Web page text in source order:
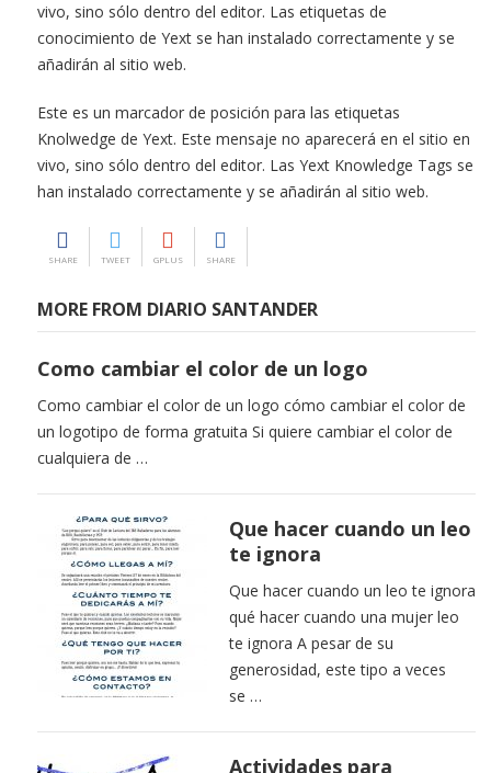
vivo, sino sólo dentro del editor. Las etiquetas de
conocimiento de Yext se han instalado correctamente y se
añadirán al sitio web.
Este es un marcador de posición para las etiquetas
Knolwedge de Yext. Este mensaje no aparecerá en el sitio en
vivo, sino sólo dentro del editor. Las Yext Knowledge Tags se
han instalado correctamente y se añadirán al sitio web.
SHARE TWEET GPLUS SHARE
MORE FROM DIARIO SANTANDER
Como cambiar el color de un logo
Como cambiar el color de un logo cómo cambiar el color de
un logotipo de forma gratuita Si quiere cambiar el color de
cualquiera de …
Que hacer cuando un leo
te ignora
Que hacer cuando un leo te ignora
qué hacer cuando una mujer leo
te ignora A pesar de su
generosidad, este tipo a veces
se …
Actividades para